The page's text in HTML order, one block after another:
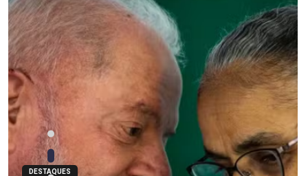
DESTAQUES